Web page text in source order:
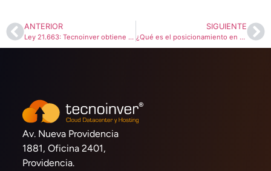
ANTERIOR
Ley 21.663: Tecnoinver obtiene certificaciones clave en ciberseguridad
SIGUIENTE
¿Qué es el posicionamiento en buscadores y por qué es clave para tu negocio digital?
Av. Nueva Providencia
1881, Oficina 2401,
Providencia.